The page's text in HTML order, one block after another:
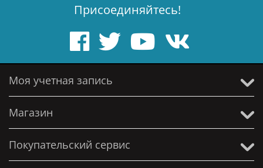
Присоединяйтесь!
Моя учетная запись
Магазин
Покупательский сервис